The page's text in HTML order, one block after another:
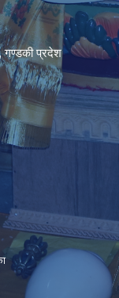
गण्डकी प्रदेश